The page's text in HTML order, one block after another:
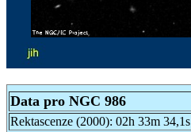
Data pro NGC 986
Rektascenze (2000): 02h 33m 34,1s